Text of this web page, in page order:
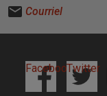
Courriel
FacebookTwitter